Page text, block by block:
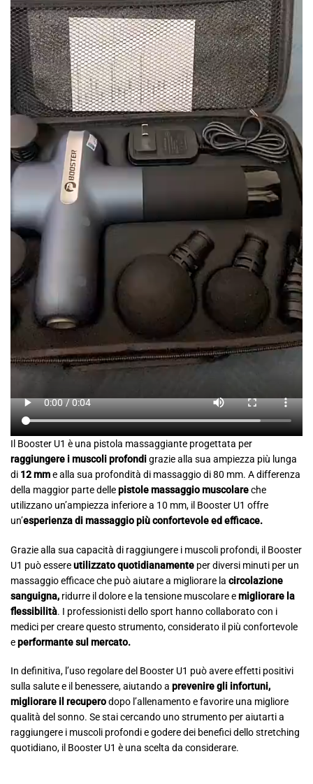
Il Booster U1 è una pistola massaggiante progettata per
raggiungere i muscoli profondigrazie alla sua ampiezza più lunga
di 12 mme alla sua profondità di massaggio di 80 mm. A differenza
della maggior parte dellepistole massaggio muscolareche
utilizzano un’ampiezza inferiore a 10 mm, il Booster U1 offre
un’esperienza di massaggio più confortevole ed efficace.
Grazie alla sua capacità di raggiungere i muscoli profondi, il Booster
U1 può essereutilizzato quotidianamente per diversi minuti per un
massaggio efficace che può aiutare a migliorare la circolazione
sanguigna, ridurre il dolore e la tensione muscolare emigliorare la
flessibilità. I professionisti dello sport hanno collaborato con i
medici per creare questo strumento, considerato il più confortevole
eperformante sul mercato.
In definitiva, l’uso regolare del Booster U1 può avere effetti positivi
sulla salute e il benessere, aiutando a prevenire gli infortuni,
migliorare il recuperodopo l’allenamento e favorire una migliore
qualità del sonno. Se stai cercando uno strumento per aiutarti a
raggiungere i muscoli profondi e godere dei benefici dello stretching
quotidiano, il Booster U1 è una scelta da considerare.